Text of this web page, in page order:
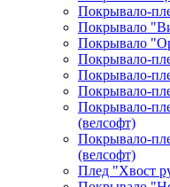
Покрывало-
Покрывало
Покрывало
Покрывало-
Покрывало-
Покрывало-
Покрывало-
(велсофт)
Покрывало-
(велсофт)
Плед "Хвост